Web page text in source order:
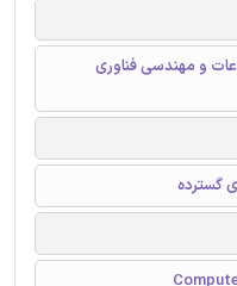
و مهندسی فناوری
گسترده